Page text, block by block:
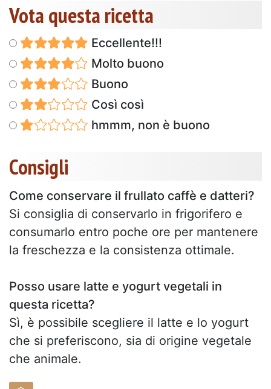
Vota questa ricetta
Eccellente!!!
Molto buono
Buono
Così così
hmmm, non è buono
Consigli
Come conservare il frullato caffè e datteri?
Si consiglia di conservarlo in frigorifero e
consumarlo entro poche ore per mantenere
la freschezza e la consistenza ottimale.
Posso usare latte e yogurt vegetali in
questa ricetta?
Sì, è possibile scegliere il latte e lo yogurt
che si preferiscono, sia di origine vegetale
che animale.